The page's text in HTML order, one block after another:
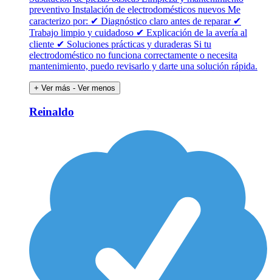
preventivo Instalación de electrodomésticos nuevos Me
caracterizo por: ✔ Diagnóstico claro antes de reparar ✔
Trabajo limpio y cuidadoso ✔ Explicación de la avería al
cliente ✔ Soluciones prácticas y duraderas Si tu
electrodoméstico no funciona correctamente o necesita
mantenimiento, puedo revisarlo y darte una solución rápida.
+ Ver más - Ver menos
Reinaldo